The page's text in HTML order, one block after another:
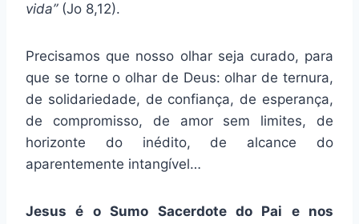
vida”(Jo 8,12).
Precisamos que nosso olhar seja curado, para
que se torne o olhar de Deus: olhar de ternura,
de solidariedade, de confiança, de esperança,
de compromisso, de amor sem limites, de
horizonte do inédito, de alcance do
aparentemente intangível…
Jesus é o Sumo Sacerdote do Pai e nos